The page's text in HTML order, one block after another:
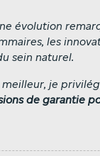
évolution
les
sein naturel.
je
de garantie